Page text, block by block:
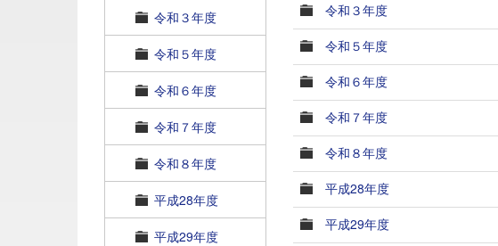
令和３年度
令和５年度
令和６年度
令和７年度
令和８年度
平成28年度
平成29年度
令和３年度
令和５年度
令和６年度
令和７年度
令和８年度
平成28年度
平成29年度